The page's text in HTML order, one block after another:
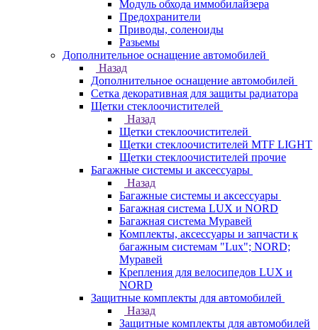
Модуль обхода иммобилайзера
Предохранители
Приводы, соленоиды
Разьемы
Дополнительное оснащение автомобилей
Назад
Дополнительное оснащение автомобилей
Сетка декоративная для защиты радиатора
Щетки стеклоочистителей
Назад
Щетки стеклоочистителей
Щетки стеклоочистителей MTF LIGHT
Щетки стеклоочистителей прочие
Багажные системы и аксессуары
Назад
Багажные системы и аксессуары
Багажная система LUX и NORD
Багажная система Муравей
Комплекты, аксессуары и запчасти к
багажным системам "Lux"; NORD;
Муравей
Крепления для велосипедов LUX и
NORD
Защитные комплекты для автомобилей
Назад
Защитные комплекты для автомобилей